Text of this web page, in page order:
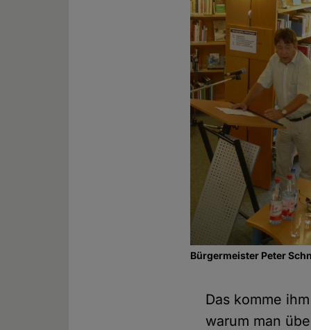
Bürgermeister Peter
Das komme
warum man